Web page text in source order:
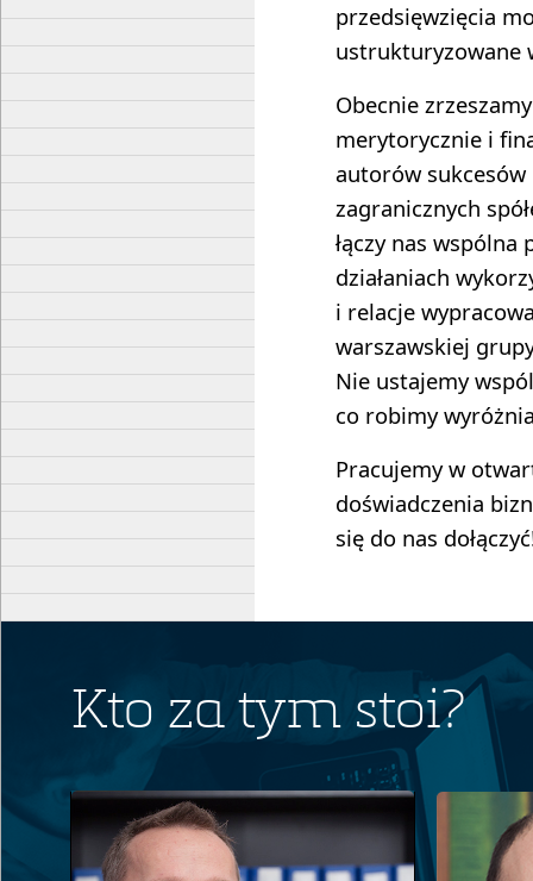
przedsięwzięcia
ustrukturyzowane
Obecnie
merytorycznie i
autorów
zagranicznych
łączy nas
działaniach
i relacje
warszawskiej
Nie ustajemy
co robimy
Pracujemy w
doświadczenia
się do nas
Kto za tym stoi?